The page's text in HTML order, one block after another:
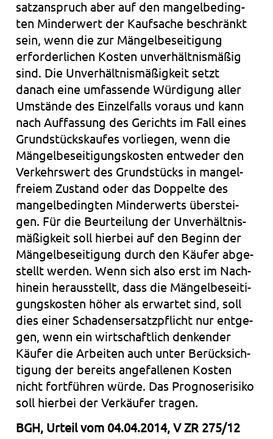
satz­an­spruch aber auf den man­gel­be­ding­
ten Min­der­wert der Kauf­sa­che beschränkt
sein, wenn die zur Män­gel­be­sei­ti­gung
erfor­der­li­chen Kos­ten unver­hält­nis­mä­ßig
sind. Die Unver­hält­nis­mä­ßig­keit setzt
danach eine umfas­sen­de Wür­di­gung aller
Umstän­de des Ein­zel­falls vor­aus und kann
nach Auf­fas­sung des Gerichts im Fall eines
Grund­stücks­kau­fes vor­lie­gen, wenn die
Män­gel­be­sei­ti­gungs­kos­ten ent­we­der den
Ver­kehrs­wert des Grund­stücks in man­gel­
frei­em Zustand oder das Dop­pel­te des
man­gel­be­ding­ten Min­der­werts über­stei­
gen. Für die Beur­tei­lung der Unver­hält­nis­
mä­ßig­keit soll hier­bei auf den Beginn der
Män­gel­be­sei­ti­gung durch den Käu­fer abge­
stellt wer­den. Wenn sich also erst im Nach­
hin­ein her­aus­stellt, dass die Män­gel­be­sei­ti­
gungs­kos­ten höher als erwar­tet sind, soll
dies einer Scha­dens­er­satz­pflicht nur ent­ge­
gen, wenn ein wirt­schaft­lich den­ken­der
Käu­fer die Arbei­ten auch unter Berück­sich­
ti­gung der bereits ange­fal­le­nen Kos­ten
nicht fort­füh­ren würde. Das Pro­gno­se­ri­si­ko
soll hier­bei der Ver­käu­fer tra­gen.
BGH, Urteil vom 04.04.2014, V ZR 275/12